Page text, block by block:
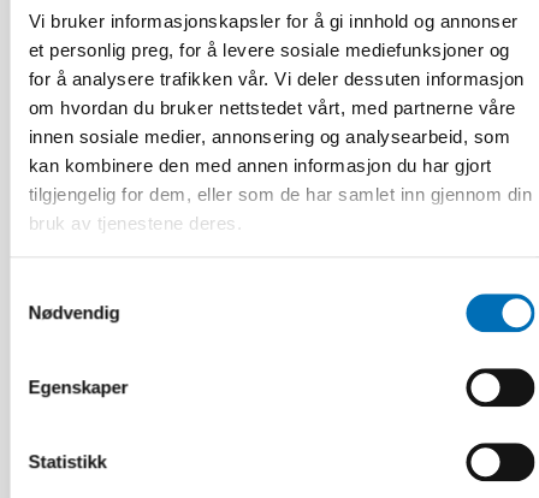
Vi bruker informasjonskapsler for å gi innhold og annonser
et personlig preg, for å levere sosiale mediefunksjoner og
for å analysere trafikken vår. Vi deler dessuten informasjon
om hvordan du bruker nettstedet vårt, med partnerne våre
innen sosiale medier, annonsering og analysearbeid, som
kan kombinere den med annen informasjon du har gjort
tilgjengelig for dem, eller som de har samlet inn gjennom din
bruk av tjenestene deres.
Nødvendig
Egenskaper
Statistikk
DØVBLINDHET